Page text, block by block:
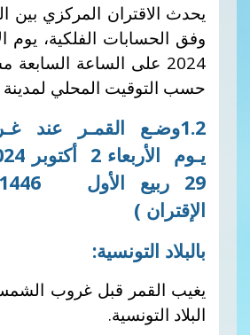
المركزي بين الشمس والقمر،
الفلكية، يوم
الأربعاء 2 أكتوبر
2024 على الساعة السابعة مساء و49 دقيقة
المحلي لمدينة تونس.
القمـر عند غـروب شمـس
لـ
1446هجـري
(يوم
قبل غروب الشمس في كل أنحاء